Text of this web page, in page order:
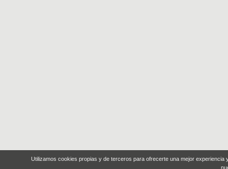
Utilizamos cookies propias y de terceros para ofrecerte una mejor